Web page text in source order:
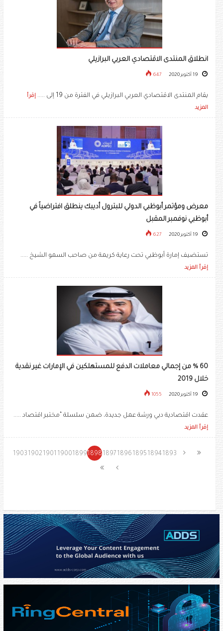
انطلاق المنتدى الاقتصادي العربي البرازيلي
647
يقام المنتدى الاقتصادي العربي البرازيلي في الفترة من 19 إلى .....
إقرأ
المزيد
معرض ومؤتمر أبوظبي الدولي للبترول أديبك ينطلق افتراضياً في
أبوظبي نوفمبر المقبل
627
تستضيف إمارة أبوظبي تحت رعاية كريمة من صاحب السمو الشيخ .....
إقرأ المزيد
60 % من إجمالي معاملات الدفع للمستهلكين في الإمارات غير نقدية
خلال 2019
1055
عقدت اقتصادية دبي ورشة عمل جديدة، ضمن سلسلة “مختبر اقتصاد .....
إقرأ المزيد
1893
1894
1895
1896
1897
1898
1899
1900
1901
1902
1903